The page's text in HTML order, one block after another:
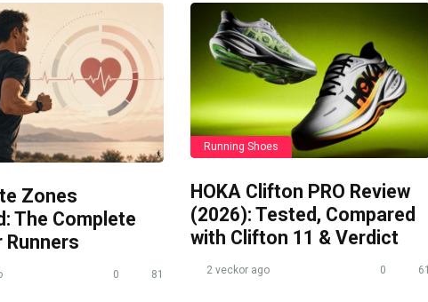
Zones
The Complete
Runners
0 81
Running Shoes
HOKA Clifton PRO Review
(2026): Tested, Compared
with Clifton 11 & Verdict
2 veckor ago 0 61